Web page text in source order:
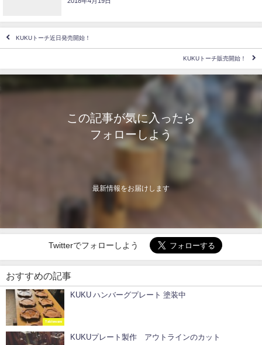
KUKUトーチ近日発売開始！
KUKUトーチ販売開始！
この記事が気に入ったら
フォローしよう
最新情報をお届けします
Twitterでフォローしよう
おすすめの記事
Tableware
KUKU ハンバーグプレート 塗装中
KUKUプレート製作 アウトラインのカット